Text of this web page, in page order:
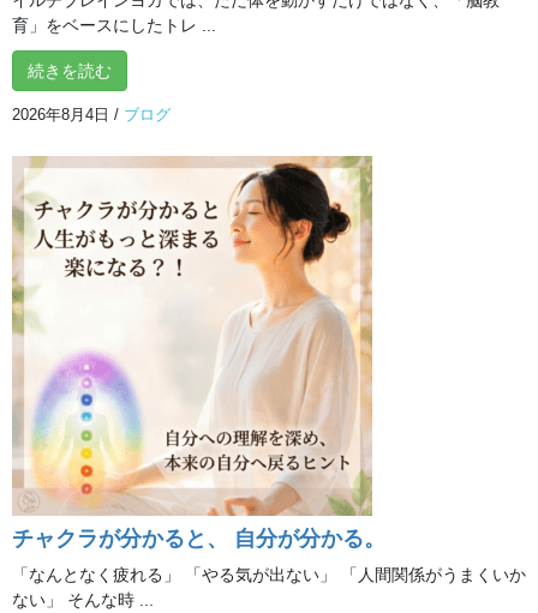
最近の投稿
# 熱中症対策 ヒーリング編②
**夏バテ対策 ～ヒーリング編～**
2026年8月7日
**「自分の声と一つになる」**
2026年8月6日
育」をベースにしたトレ ...
続きを読む
2026年8月4日 / ブログ
チャクラが分かると、 自分が分かる。
「なんとなく疲れる」 「やる気が出ない」 「人間関係がうまくいか
ない」 そんな時 ...